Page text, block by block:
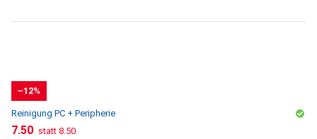
−12%
Reinigung PC + Peripherie
CHF
7.50 statt CHF
8.50